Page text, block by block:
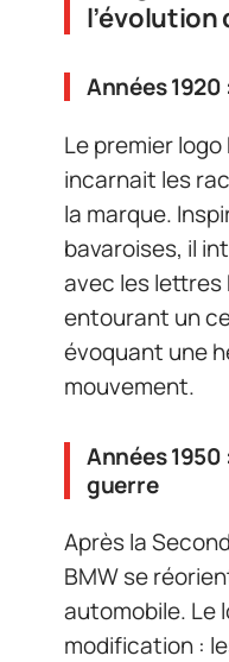
l’évolution
Années
Le premier logo
incarnait les
la marque.
bavaroises, il
avec les lettres
entourant un
évoquant une
mouvement.
Années 1950
guerre
Après la
BMW se
automobile. Le
modification :